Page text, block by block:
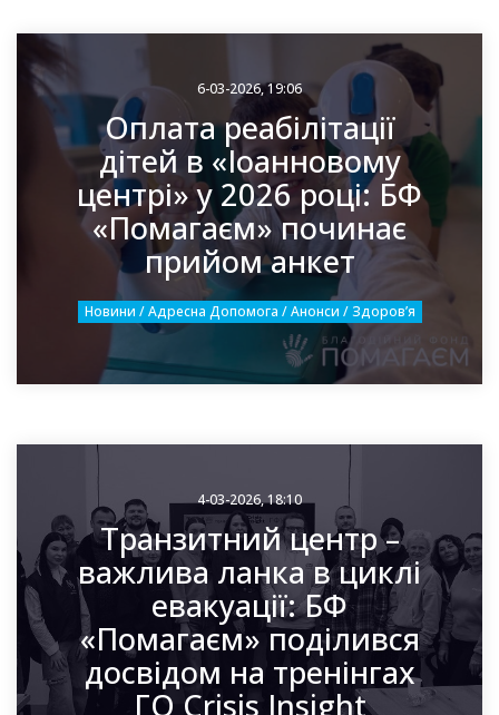
6-03-2026, 19:06
Оплата реабілітації
дітей в «Іоанновому
центрі» у 2026 році: БФ
«Помагаєм» починає
прийом анкет
Новини / Адресна Допомога / Анонси / Здоровʼя
4-03-2026, 18:10
Транзитний центр –
важлива ланка в циклі
евакуації: БФ
«Помагаєм» поділився
досвідом на тренінгах
ГО Crisis Insight